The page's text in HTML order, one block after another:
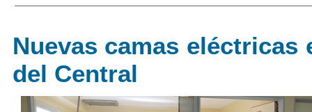
Nuevas camas eléctricas
del Central